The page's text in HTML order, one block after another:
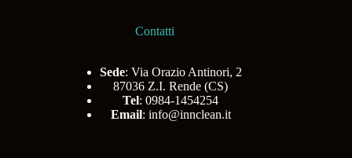
Contatti
Sede: Via Orazio Antinori, 2
87036 Z.I. Rende (CS)
Tel: 0984-1454254
Email: info@innclean.it